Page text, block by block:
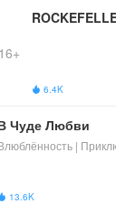
 6.4K
Чуде Любви
|
13.6K